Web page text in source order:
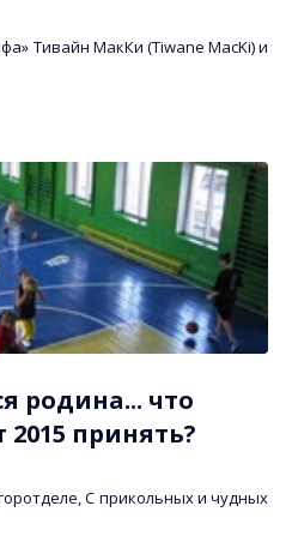
Тивайн МакКи (Tiwane MacKi) и
родина... что
2015 принять?
С прикольных и чудных